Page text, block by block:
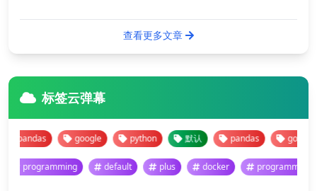
查看更多文章
标签云弹幕
pandas google python 默认 pandas google
programming default plus docker